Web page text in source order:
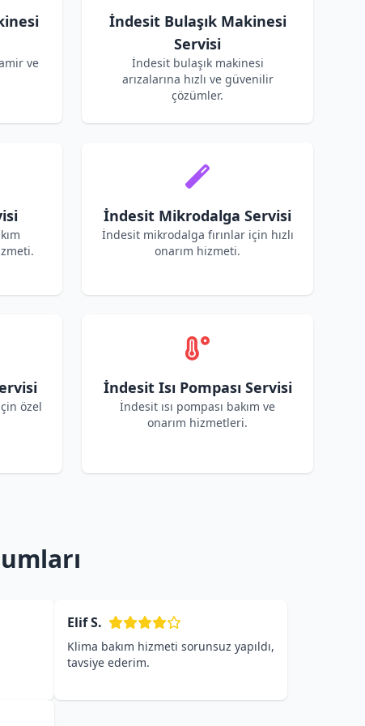
ve
İndesit Bulaşık Makinesi
Servisi
İndesit bulaşık makinesi
arızalarına hızlı ve güvenilir
çözümler.
İndesit Mikrodalga Servisi
İndesit mikrodalga fırınlar için hızlı
onarım hizmeti.
özel
İndesit Isı Pompası Servisi
İndesit ısı pompası bakım ve
onarım hizmetleri.
Elif S.
Klima bakım hizmeti sorunsuz yapıldı,
tavsiye ederim.